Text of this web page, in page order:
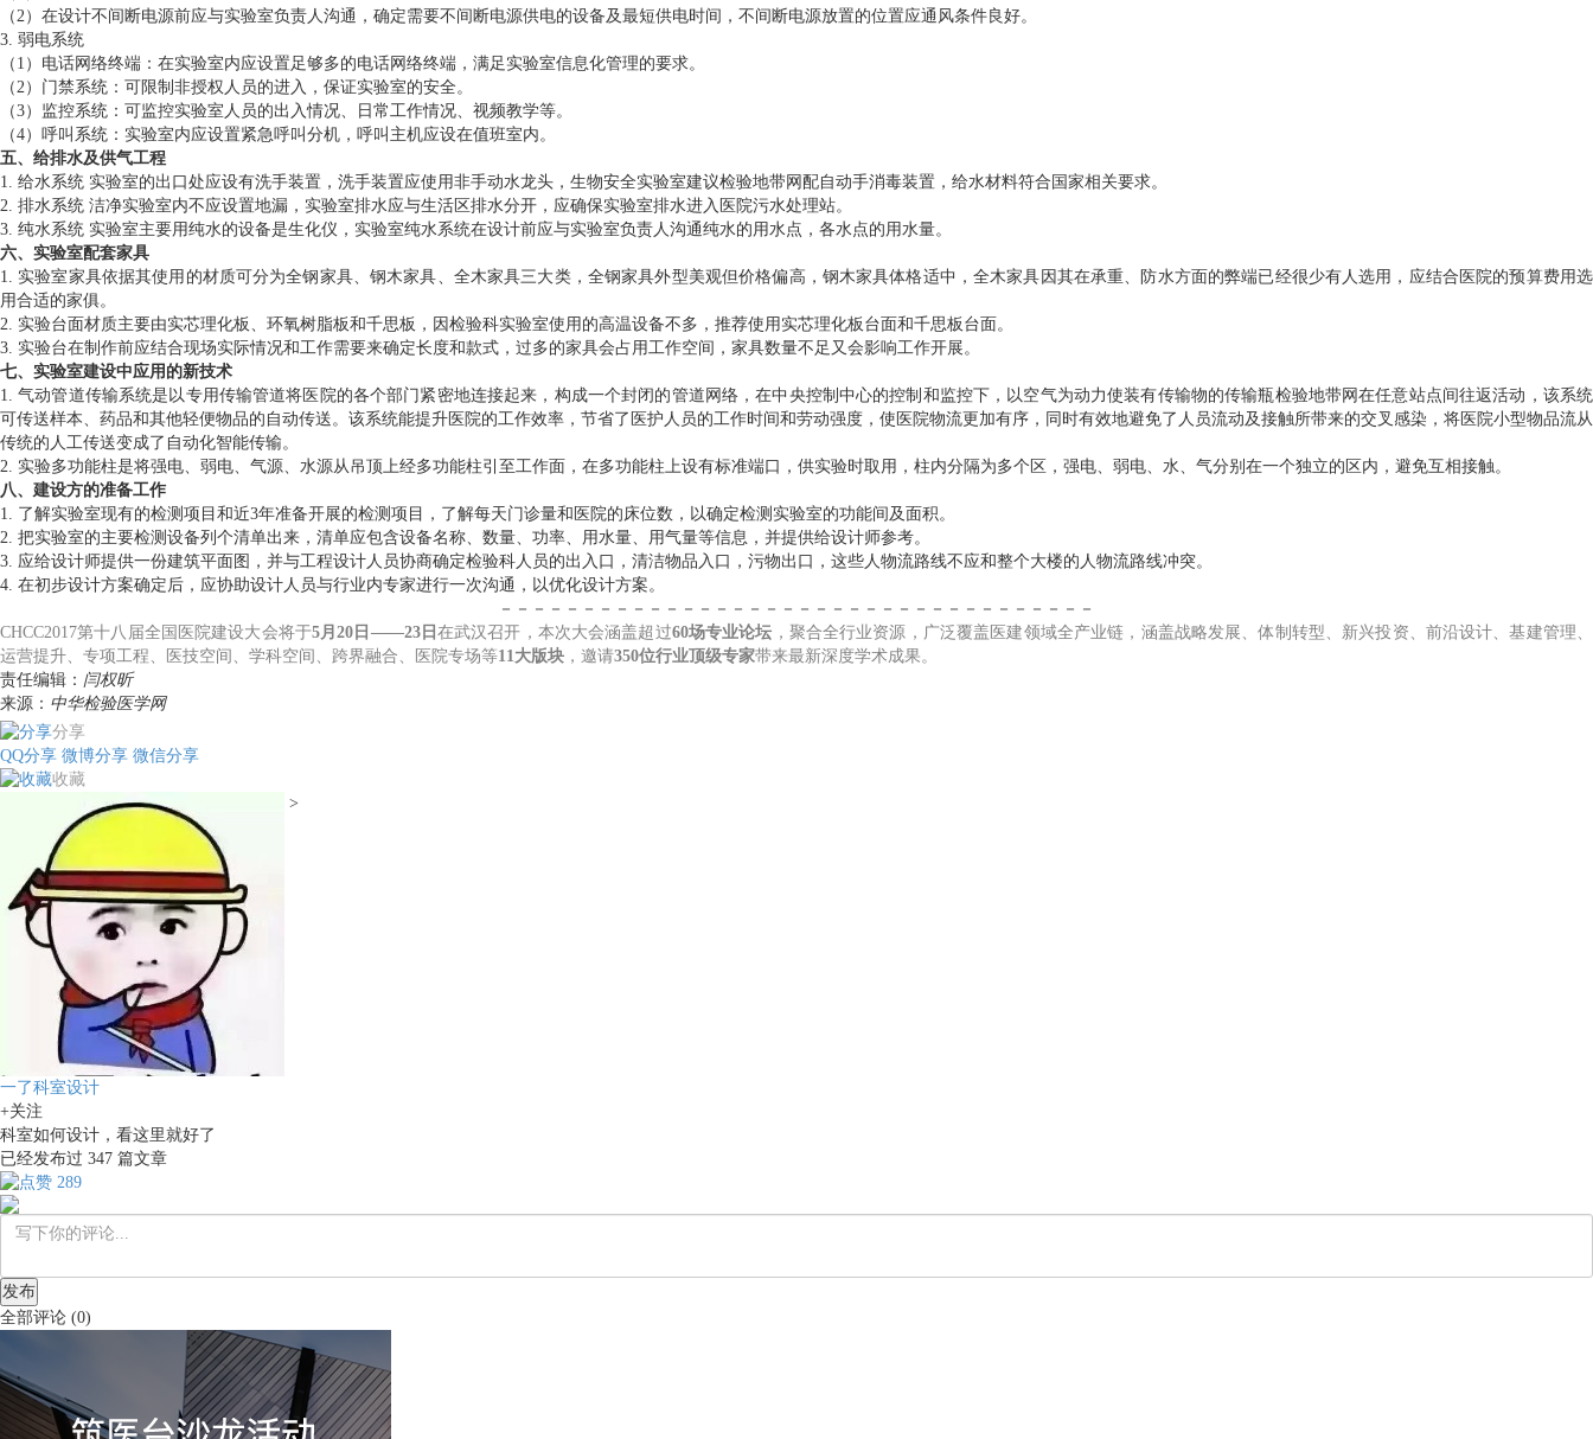
（2）在设计不间断电源前应与实验室负责人沟通，确定需要不间断电源供电的设备及最短供电时间，不间断电源放置的位置应通风条件良好。
3. 弱电系统
（1）电话网络终端：在实验室内应设置足够多的电话网络终端，满足实验室信息化管理的要求。
（2）门禁系统：可限制非授权人员的进入，保证实验室的安全。
（3）监控系统：可监控实验室人员的出入情况、日常工作情况、视频教学等。
（4）呼叫系统：实验室内应设置紧急呼叫分机，呼叫主机应设在值班室内。
五、给排水及供气工程
1. 给水系统 实验室的出口处应设有洗手装置，洗手装置应使用非手动水龙头，生物安全实验室建议检验地带网配自动手消毒装置，给水材料符合国家相关要求。
2. 排水系统 洁净实验室内不应设置地漏，实验室排水应与生活区排水分开，应确保实验室排水进入医院污水处理站。
3. 纯水系统 实验室主要用纯水的设备是生化仪，实验室纯水系统在设计前应与实验室负责人沟通纯水的用水点，各水点的用水量。
六、实验室配套家具
1. 实验室家具依据其使用的材质可分为全钢家具、钢木家具、全木家具三大类，全钢家具外型美观但价格偏高，钢木家具体格适中，全木家具因其在承重、防水方面的弊端已经很少有人选用，应结合医院的预算费用选
用合适的家俱。
2. 实验台面材质主要由实芯理化板、环氧树脂板和千思板，因检验科实验室使用的高温设备不多，推荐使用实芯理化板台面和千思板台面。
3. 实验台在制作前应结合现场实际情况和工作需要来确定长度和款式，过多的家具会占用工作空间，家具数量不足又会影响工作开展。
七、实验室建设中应用的新技术
1. 气动管道传输系统是以专用传输管道将医院的各个部门紧密地连接起来，构成一个封闭的管道网络，在中央控制中心的控制和监控下，以空气为动力使装有传输物的传输瓶检验地带网在任意站点间往返活动，该系统
可传送样本、药品和其他轻便物品的自动传送。该系统能提升医院的工作效率，节省了医护人员的工作时间和劳动强度，使医院物流更加有序，同时有效地避免了人员流动及接触所带来的交叉感染，将医院小型物品流从
传统的人工传送变成了自动化智能传输。
2. 实验多功能柱是将强电、弱电、气源、水源从吊顶上经多功能柱引至工作面，在多功能柱上设有标准端口，供实验时取用，柱内分隔为多个区，强电、弱电、水、气分别在一个独立的区内，避免互相接触。
八、建设方的准备工作
1. 了解实验室现有的检测项目和近3年准备开展的检测项目，了解每天门诊量和医院的床位数，以确定检测实验室的功能间及面积。
2. 把实验室的主要检测设备列个清单出来，清单应包含设备名称、数量、功率、用水量、用气量等信息，并提供给设计师参考。
3. 应给设计师提供一份建筑平面图，并与工程设计人员协商确定检验科人员的出入口，清洁物品入口，污物出口，这些人物流路线不应和整个大楼的人物流路线冲突。
4. 在初步设计方案确定后，应协助设计人员与行业内专家进行一次沟通，以优化设计方案。
－－－－－－－－－－－－－－－－－－－－－－－－－－－－－－－－－－－－
CHCC2017第十八届全国医院建设大会将于5月20日——23日 在武汉召开，本次大会涵盖超过60场专业论坛 ，聚合全行业资源，广泛覆盖医建领域全产业链，涵盖战略发展、体制转型、新兴投资、前沿设计、基建管理、
运营提升、专项工程、医技空间、学科空间、跨界融合、医院专场等11大版块 ，邀请350位行业顶级专家带来最新深度学术成果。
责任编辑： 闫权昕
来源： 中华检验医学网
分享
QQ分享 微博分享 微信分享
收藏
>
一了科室设计
+关注
科室如何设计，看这里就好了
已经发布过 347 篇文章
289
发布
全部评论 (0)